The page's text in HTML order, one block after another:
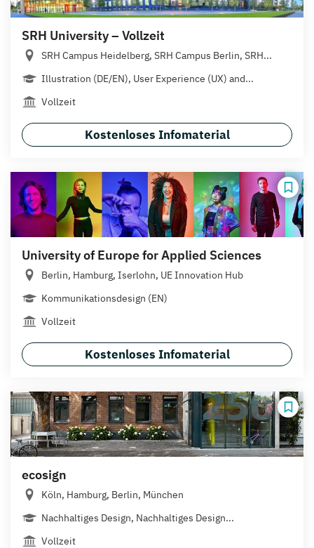
SRH University – Vollzeit
SRH Campus Heidelberg, SRH Campus Berlin, SRH...
Illustration (DE/EN), User Experience (UX) and...
Vollzeit
Kostenloses Infomaterial
University of Europe for Applied Sciences
Berlin, Hamburg, Iserlohn, UE Innovation Hub
Kommunikationsdesign (EN)
Vollzeit
Kostenloses Infomaterial
ecosign
Köln, Hamburg, Berlin, München
Nachhaltiges Design, Nachhaltiges Design...
Vollzeit